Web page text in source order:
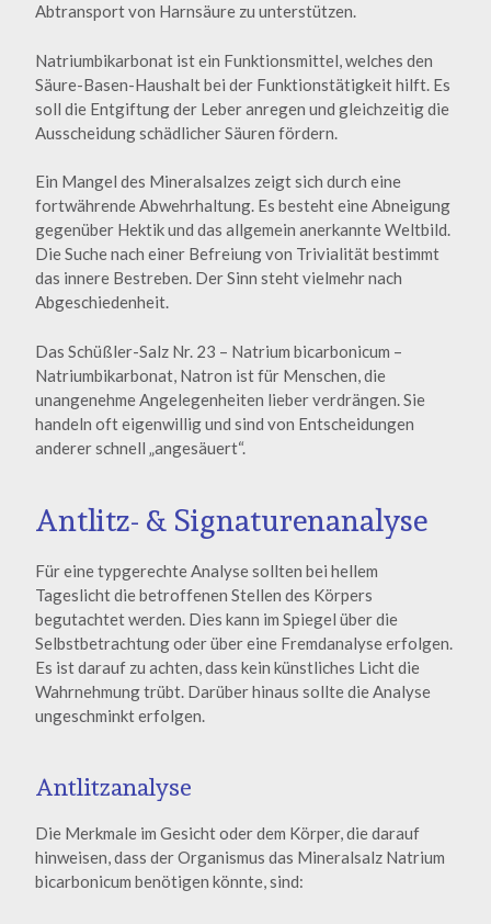
Abtransport von Harnsäure zu unterstützen.
Natriumbikarbonat ist ein Funktionsmittel, welches den
Säure-Basen-Haushalt bei der Funktionstätigkeit hilft. Es
soll die Entgiftung der Leber anregen und gleichzeitig die
Ausscheidung schädlicher Säuren fördern.
Ein Mangel des Mineralsalzes zeigt sich durch eine
fortwährende Abwehrhaltung. Es besteht eine Abneigung
gegenüber Hektik und das allgemein anerkannte Weltbild.
Die Suche nach einer Befreiung von Trivialität bestimmt
das innere Bestreben. Der Sinn steht vielmehr nach
Abgeschiedenheit.
Das Schüßler-Salz Nr. 23 – Natrium bicarbonicum –
Natriumbikarbonat, Natron ist für Menschen, die
unangenehme Angelegenheiten lieber verdrängen. Sie
handeln oft eigenwillig und sind von Entscheidungen
anderer schnell „angesäuert“.
Antlitz- & Signaturenanalyse
Für eine typgerechte Analyse sollten bei hellem
Tageslicht die betroffenen Stellen des Körpers
begutachtet werden. Dies kann im Spiegel über die
Selbstbetrachtung oder über eine Fremdanalyse erfolgen.
Es ist darauf zu achten, dass kein künstliches Licht die
Wahrnehmung trübt. Darüber hinaus sollte die Analyse
ungeschminkt erfolgen.
Antlitzanalyse
Die Merkmale im Gesicht oder dem Körper, die darauf
hinweisen, dass der Organismus das Mineralsalz Natrium
bicarbonicum benötigen könnte, sind: